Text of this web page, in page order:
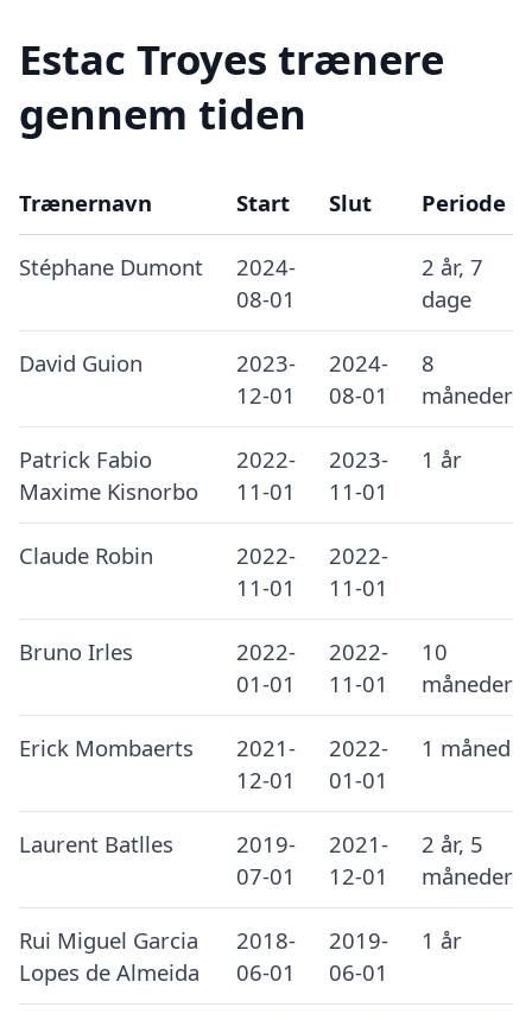
Estac Troyes trænere
gennem tiden
Trænernavn Start Slut Periode
Stéphane Dumont
2024-
08-01
2 år, 7
dage
David Guion
2023-
12-01
2024-
08-01
8
måneder
Patrick Fabio
Maxime Kisnorbo
2022-
11-01
2023-
11-01
1 år
Claude Robin
2022-
11-01
2022-
11-01
Bruno Irles
2022-
01-01
2022-
11-01
10
måneder
Erick Mombaerts
2021-
12-01
2022-
01-01
1 måned
Laurent Batlles
2019-
07-01
2021-
12-01
2 år, 5
måneder
Rui Miguel Garcia
Lopes de Almeida
2018-
06-01
2019-
06-01
1 år